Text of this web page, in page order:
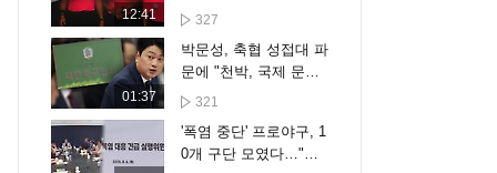
12:41 327
01:37
박문성, 축협 성접대 파
문에 "천박, 국제 문제
비화될 수도"
321
'폭염 중단' 프로야구, 1
0개 구단 모였다…"더